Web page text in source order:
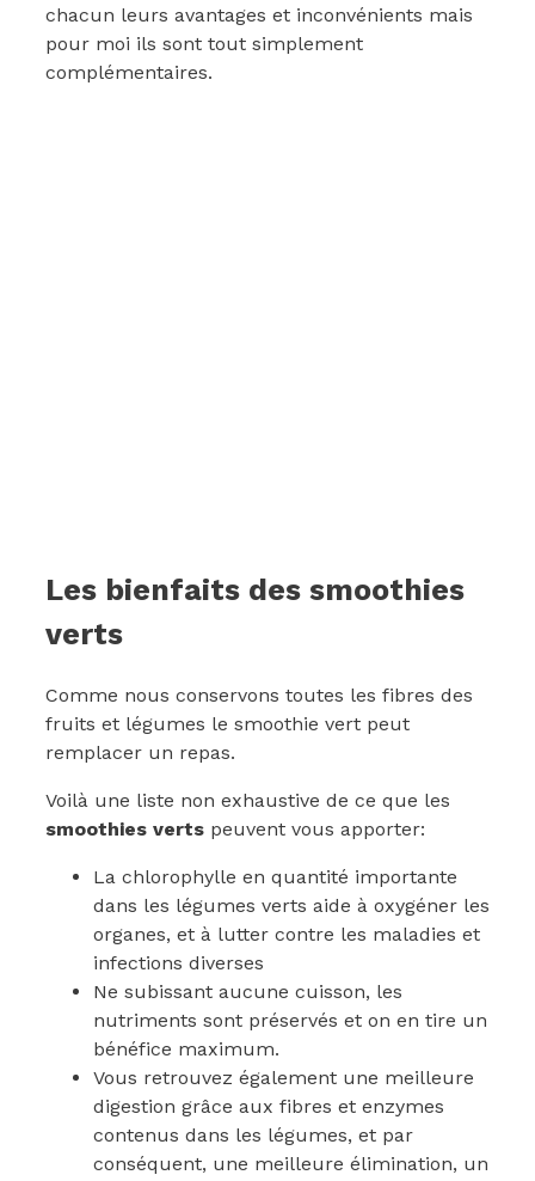
chacun leurs avantages et inconvénients mais
pour moi ils sont tout simplement
complémentaires.
Les bienfaits des smoothies
verts
Comme nous conservons toutes les fibres des
fruits et légumes le smoothie vert peut
remplacer un repas.
Voilà une liste non exhaustive de ce que les
smoothies verts peuvent vous apporter:
La chlorophylle en quantité importante
dans les légumes verts aide à oxygéner les
organes, et à lutter contre les maladies et
infections diverses
Ne subissant aucune cuisson, les
nutriments sont préservés et on en tire un
bénéfice maximum.
Vous retrouvez également une meilleure
digestion grâce aux fibres et enzymes
contenus dans les légumes, et par
conséquent, une meilleure élimination, un